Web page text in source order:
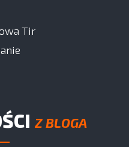
Tir
Z BLOGA